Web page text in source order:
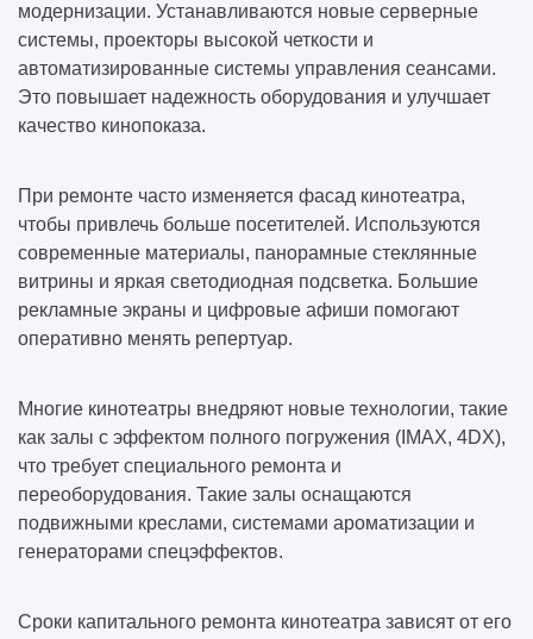
модернизации. Устанавливаются новые серверные
системы, проекторы высокой четкости и
автоматизированные системы управления сеансами.
Это повышает надежность оборудования и улучшает
качество кинопоказа.
При ремонте часто изменяется фасад кинотеатра,
чтобы привлечь больше посетителей. Используются
современные материалы, панорамные стеклянные
витрины и яркая светодиодная подсветка. Большие
рекламные экраны и цифровые афиши помогают
оперативно менять репертуар.
Многие кинотеатры внедряют новые технологии, такие
как залы с эффектом полного погружения (IMAX, 4DX),
что требует специального ремонта и
переоборудования. Такие залы оснащаются
подвижными креслами, системами ароматизации и
генераторами спецэффектов.
Сроки капитального ремонта кинотеатра зависят от его